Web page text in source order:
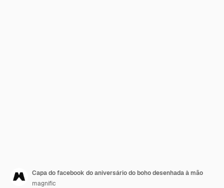
Capa do facebook do aniversário do boho desenhada à mão
magnific